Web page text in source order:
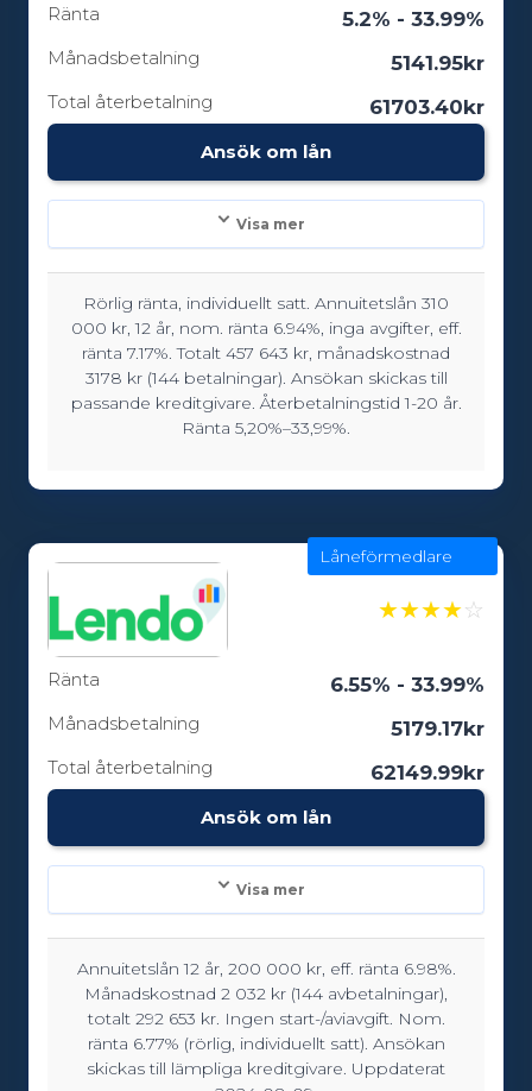
Ränta 5.2% - 33.99%
Månadsbetalning 5141.95kr
Total återbetalning 61703.40kr
Ansök om lån
Visa mer
Lånebelopp:
5000 - 600000kr
Ålderskrav:
Rörlig ränta, individuellt satt. Annuitetslån 310
000 kr, 12 år, nom. ränta 6.94%, inga avgifter, eff.
ränta 7.17%. Totalt 457 643 kr, månadskostnad
3178 kr (144 betalningar). Ansökan skickas till
passande kreditgivare. Återbetalningstid 1-20 år.
Ränta 5,20%–33,99%.
★★★★☆
Ränta 6.55% - 33.99%
Månadsbetalning 5179.17kr
Total återbetalning 62149.99kr
Ansök om lån
Låneförmedlare
Visa mer
Lånebelopp:
10000 - 600000kr
Annuitetslån 12 år, 200 000 kr, eff. ränta 6.98%.
Månadskostnad 2 032 kr (144 avbetalningar),
totalt 292 653 kr. Ingen start-/aviavgift. Nom.
ränta 6.77% (rörlig, individuellt satt). Ansökan
skickas till lämpliga kreditgivare. Uppdaterat